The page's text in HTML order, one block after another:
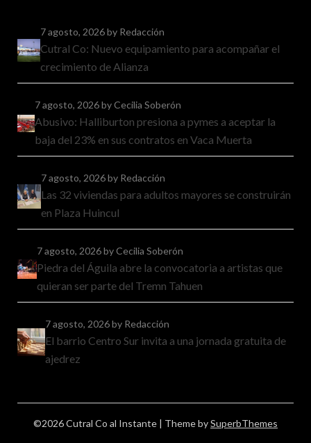
7 agosto, 2026by Redacción
Cutral Co: Nuevo equipamiento para acompañar el
crecimiento de Alianza
7 agosto, 2026by Cecilia Soberón
Abusivo: Halliburton presiona a pymes a aceptar la
baja del 23% en sus contratos en Vaca Muerta
7 agosto, 2026by Redacción
Las 32 viviendas para adultos mayores se construirán
en Plaza Huincul
7 agosto, 2026by Cecilia Soberón
Piedra del Águila abre la convocatoria a artistas que
quieran ser parte del Tremn Tahuen
7 agosto, 2026by Redacción
El barrio Centro Sur invita a una jornada gratuita de
ajedrez
©2026 Cutral Co al Instante | Theme bySuperbThemes